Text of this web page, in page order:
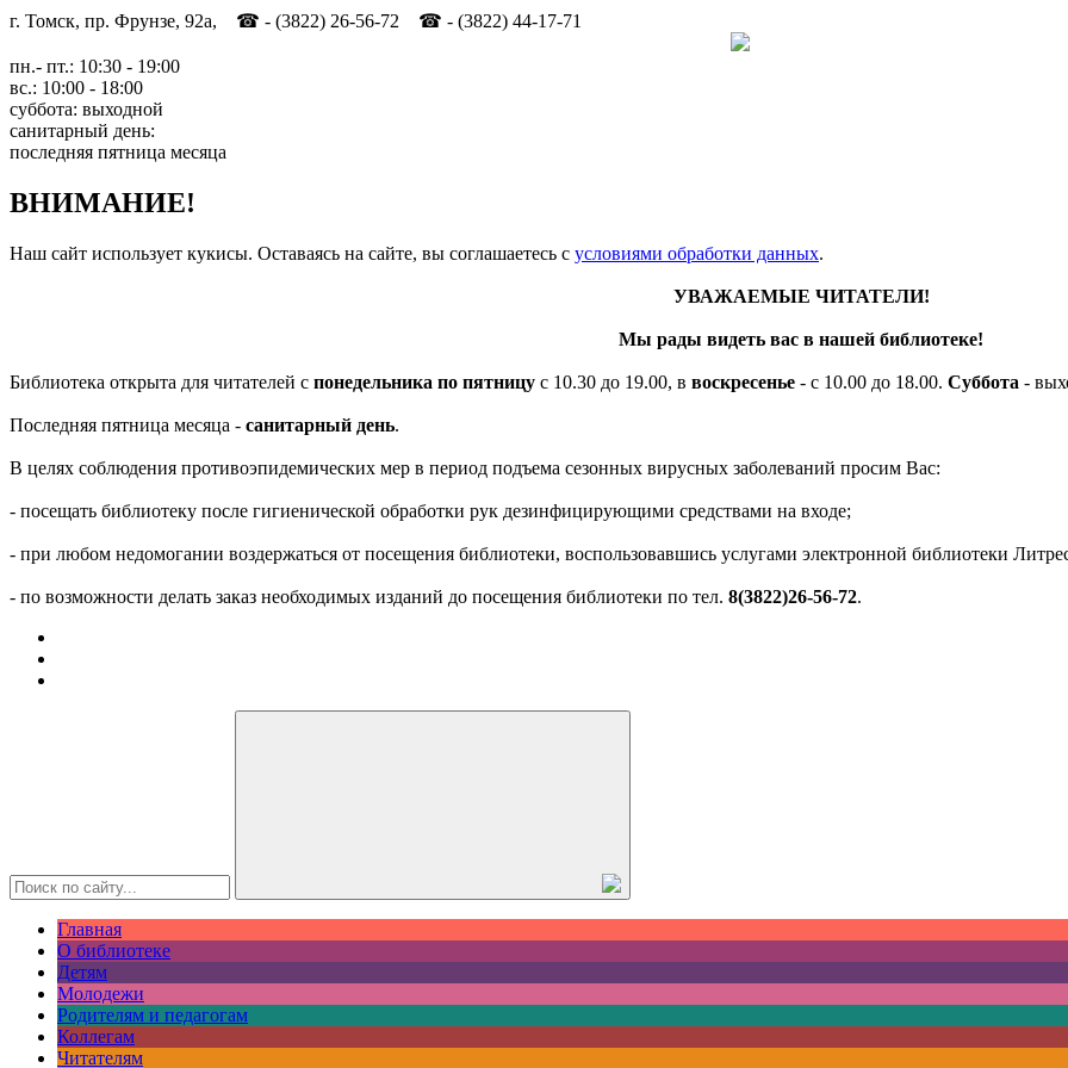
г. Томск, пр. Фрунзе, 92а, ☎ - (3822) 26-56-72 ☎ - (3822) 44-17-71
пн.- пт.: 10:30 - 19:00
вс.: 10:00 - 18:00
суббота: выходной
санитарный день:
последняя пятница месяца
ВНИМАНИЕ!
Наш сайт использует кукисы. Оставаясь на сайте, вы соглашаетесь c условиями обработки данных.
УВАЖАЕМЫЕ ЧИТАТЕЛИ!
Мы рады видеть вас в нашей библиотеке!
Библиотека открыта для читателей с понедельника по пятницу с 10.30 до 19.00, в воскресенье - с 10.00 до 18.00. Суббота -
Последняя пятница месяца - санитарный день.
В целях соблюдения противоэпидемических мер в период подъема сезонных вирусных заболеваний просим Вас:
- посещать библиотеку после гигиенической обработки рук дезинфицирующими средствами на входе;
- при любом недомогании воздержаться от посещения библиотеки, воспользовавшись услугами электронной библиотеки
- по возможности делать заказ необходимых изданий до посещения библиотеки по тел. 8(3822)26-56-72.
Главная
О библиотеке
Детям
Молодежи
Родителям и педагогам
Коллегам
Читателям